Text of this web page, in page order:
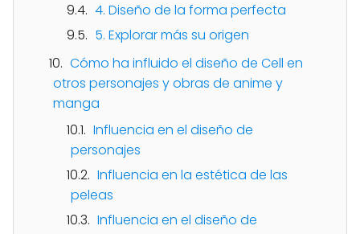
4. Diseño de la forma perfecta
5. Explorar más su origen
Cómo ha influido el diseño de Cell en
otros personajes y obras de anime y
manga
Influencia en el diseño de
personajes
Influencia en la estética de las
peleas
Influencia en el diseño de